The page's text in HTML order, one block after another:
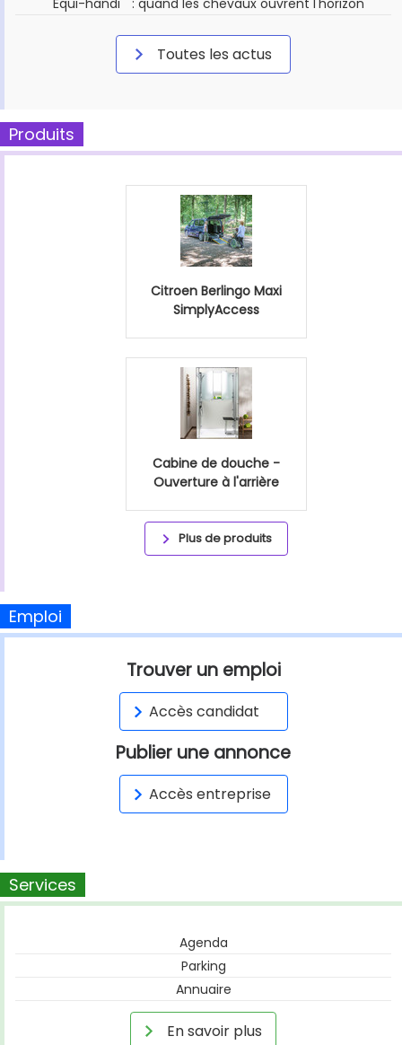
" Équi-handi " : quand les chevaux ouvrent l'horizon
Toutes les actus
Produits
Citroen Berlingo Maxi
SimplyAccess
Cabine de douche -
Ouverture à l'arrière
Plus de produits
Emploi
Trouver un emploi
Accès candidat
Publier une annonce
Accès entreprise
Services
Agenda
Parking
Annuaire
En savoir plus